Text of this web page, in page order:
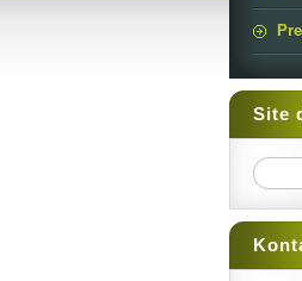
Site